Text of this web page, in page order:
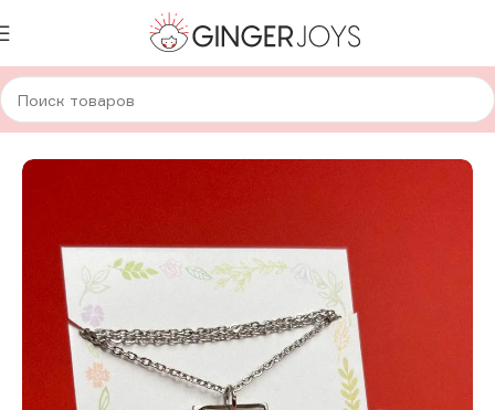
Главная Украшения Кулоны Кулоны с сухоцветами